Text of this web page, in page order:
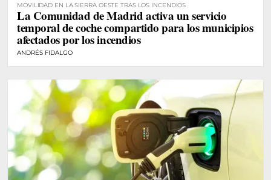
MOVILIDAD EN LA SIERRA OESTE TRAS LOS INCENDIOS
La Comunidad de Madrid activa un servicio
temporal de coche compartido para los municipios
afectados por los incendios
ANDRÉS FIDALGO